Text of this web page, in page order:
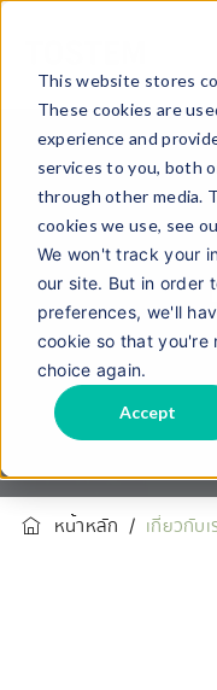
This website stores
These cookies are
experience and
services to you, both
through other media.
cookies we use, see
We won't track your
our site. But in order
preferences, we'll
cookie so that you're
choice again.
Accept
หน้าหลัก / เกี่ยวกับเ